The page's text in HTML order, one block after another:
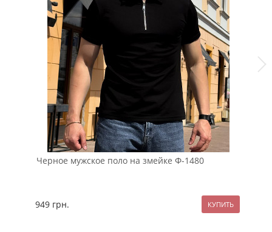
Черное мужское поло на змейке Ф-1480
949 грн.